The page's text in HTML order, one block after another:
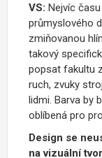
VS: Nejvíc č
průmyslového
zmiňovanou hlí
takový
popsat fakultu
ruch, zvuky stroj
lidmi. Barva by
oblíbená pro
Design se
na vizuální